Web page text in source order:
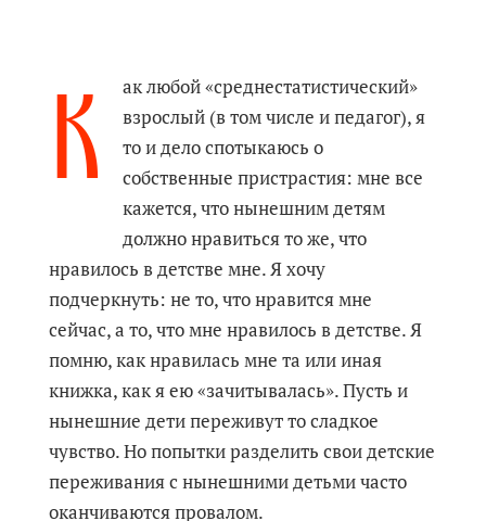
К
ак любой «среднестатистический»
взрослый (в том числе и педагог), я
то и дело спотыкаюсь о
собственные пристрастия: мне все
кажется, что нынешним детям
должно нравиться то же, что
нравилось в детстве мне. Я хочу
подчеркнуть: не то, что нравится мне
сейчас, а то, что мне нравилось в детстве. Я
помню, как нравилась мне та или иная
книжка, как я ею «зачитывалась». Пусть и
нынешние дети переживут то сладкое
чувство. Но попытки разделить свои детские
переживания с нынешними детьми часто
оканчиваются провалом.